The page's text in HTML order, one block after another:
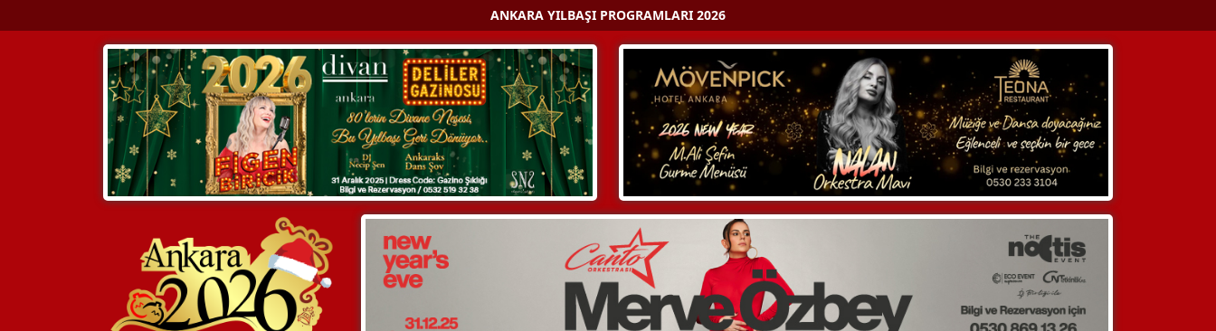
ANKARA YILBAŞI PROGRAMLARI 2026